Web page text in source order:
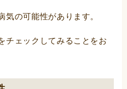
気の可能性があります。
チェックしてみることをお